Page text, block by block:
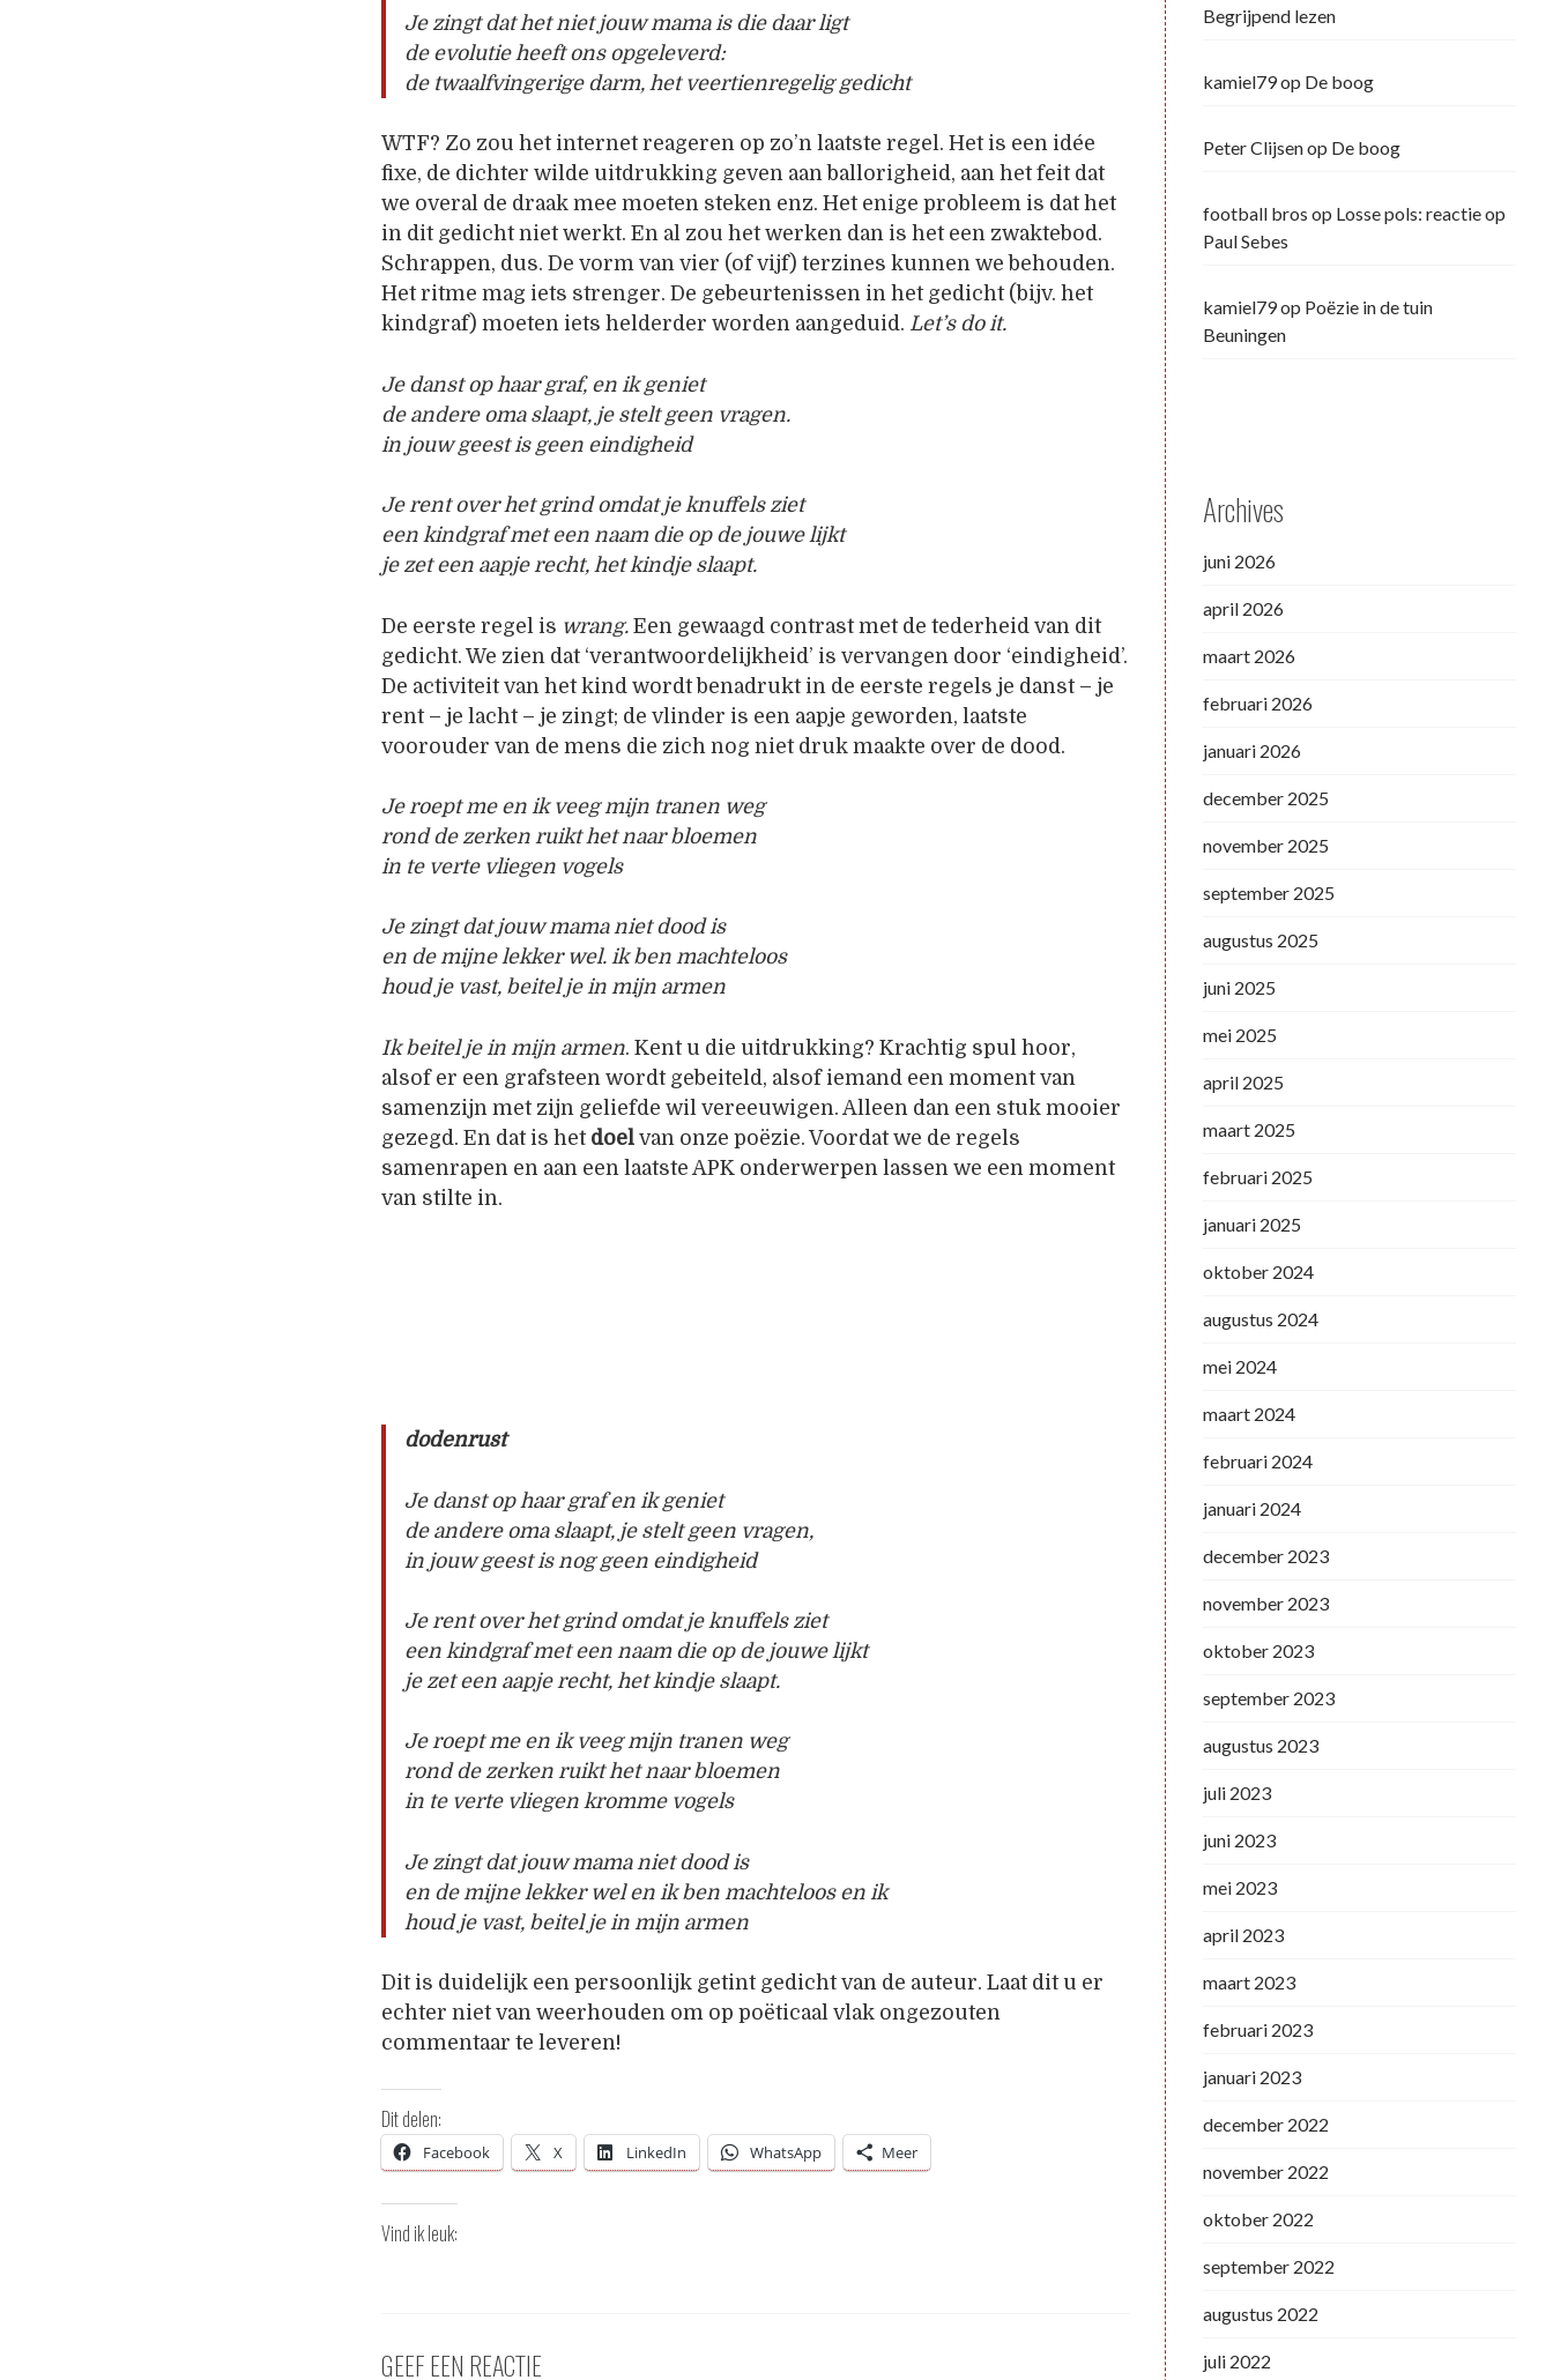
Je zingt dat het niet jouw mama is die daar ligt
de evolutie heeft ons opgeleverd:
de twaalfvingerige darm, het veertienregelig gedicht
WTF? Zo zou het internet reageren op zo’n laatste regel. Het is een idée
fixe, de dichter wilde uitdrukking geven aan ballorigheid, aan het feit dat
we overal de draak mee moeten steken enz. Het enige probleem is dat het
in dit gedicht niet werkt. En al zou het werken dan is het een zwaktebod.
Schrappen, dus. De vorm van vier (of vijf) terzines kunnen we behouden.
Het ritme mag iets strenger. De gebeurtenissen in het gedicht (bijv. het
kindgraf) moeten iets helderder worden aangeduid.Let’s do it.
Je danst op haar graf, en ik geniet
de andere oma slaapt, je stelt geen vragen.
in jouw geest is geen eindigheid
Je rent over het grind omdat je knuffels ziet
een kindgraf met een naam die op de jouwe lijkt
je zet een aapje recht, het kindje slaapt.
De eerste regel is wrang.Een gewaagd contrast met de tederheid van dit
gedicht. We zien dat ‘verantwoordelijkheid’ is vervangen door ‘eindigheid’.
De activiteit van het kind wordt benadrukt in de eerste regels je danst – je
rent – je lacht – je zingt; de vlinder is een aapje geworden, laatste
voorouder van de mens die zich nog niet druk maakte over de dood.
Je roept me en ik veeg mijn tranen weg
rond de zerken ruikt het naar bloemen
in te verte vliegen vogels
Je zingt dat jouw mama niet dood is
en de mijne lekker wel. ik ben machteloos
houd je vast, beitel je in mijn armen
Ik beitel je in mijn armen. Kent u die uitdrukking? Krachtig spul hoor,
alsof er een grafsteen wordt gebeiteld, alsof iemand een moment van
samenzijn met zijn geliefde wil vereeuwigen. Alleen dan een stuk mooier
gezegd. En dat is het doel van onze poëzie. Voordat we de regels
samenrapen en aan een laatste APK onderwerpen lassen we een moment
van stilte in.
dodenrust
Je danst op haar graf en ik geniet
de andere oma slaapt, je stelt geen vragen,
in jouw geest is nog geen eindigheid
Je rent over het grind omdat je knuffels ziet
een kindgraf met een naam die op de jouwe lijkt
je zet een aapje recht, het kindje slaapt.
Je roept me en ik veeg mijn tranen weg
rond de zerken ruikt het naar bloemen
in te verte vliegen kromme vogels
Je zingt dat jouw mama niet dood is
en de mijne lekker wel en ik ben machteloos en ik
houd je vast, beitel je in mijn armen
Dit is duidelijk een persoonlijk getint gedicht van de auteur. Laat dit u er
echter niet van weerhouden om op poëticaal vlak ongezouten
commentaar te leveren!
Dit delen:
Facebook X LinkedIn WhatsApp Meer
Vind ik leuk:
GEEF EEN REACTIE
Begrijpend lezen
kamiel79op De boog
Peter Clijsenop De boog
football bros op Losse pols: reactie op
Paul Sebes
kamiel79op Poëzie in de tuin
Beuningen
Archives
juni 2026
april 2026
maart 2026
februari 2026
januari 2026
december 2025
november 2025
september 2025
augustus 2025
juni 2025
mei 2025
april 2025
maart 2025
februari 2025
januari 2025
oktober 2024
augustus 2024
mei 2024
maart 2024
februari 2024
januari 2024
december 2023
november 2023
oktober 2023
september 2023
augustus 2023
juli 2023
juni 2023
mei 2023
april 2023
maart 2023
februari 2023
januari 2023
december 2022
november 2022
oktober 2022
september 2022
augustus 2022
juli 2022